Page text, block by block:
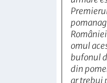
omul
bufonul
din
ar trebui